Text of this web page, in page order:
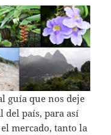
guía que nos deje
del país, para así
mercado, tanto la